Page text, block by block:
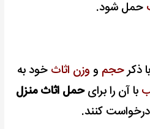
حمل شود.
ذکرحجم و وزن اثاث خود به
با آن را برایحمل اثاث منزل
کنند.